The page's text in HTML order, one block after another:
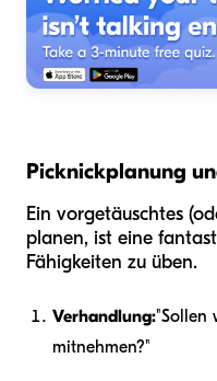
Picknickplanung
Ein vorgetäuschtes
planen, ist eine
Fähigkeiten zu üben.
Verhandlung:"Sollen
mitnehmen?"